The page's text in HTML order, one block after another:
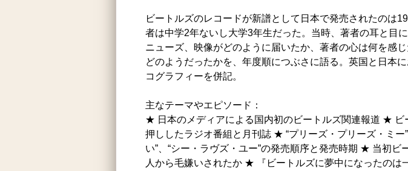
ビートルズのレコードが新譜として日本で発売されたのは
者は中学2年ないし大学3年生だった。当時、著者の耳と目に
ニューズ、映像がどのように届いたか、著者の心は何を感
どのようだったかを、年度順につぶさに語る。英国と日本
コグラフィーを併記。
主なテーマやエピソード：
★ 日本のメディアによる国内初のビートルズ関連報道 ★ ビ
押ししたラジオ番組と月刊誌 ★ “プリーズ・プリーズ・ミー
い”、“シー・ラヴズ・ユー”の発売順序と発売時期 ★ 当初ビ
人から毛嫌いされたか ★ 『ビートルズに夢中になったのは